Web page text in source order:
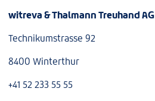
witreva & Thalmann Treuhand AG
Technikumstrasse 92
8400 Winterthur
+41 52 233 55 55